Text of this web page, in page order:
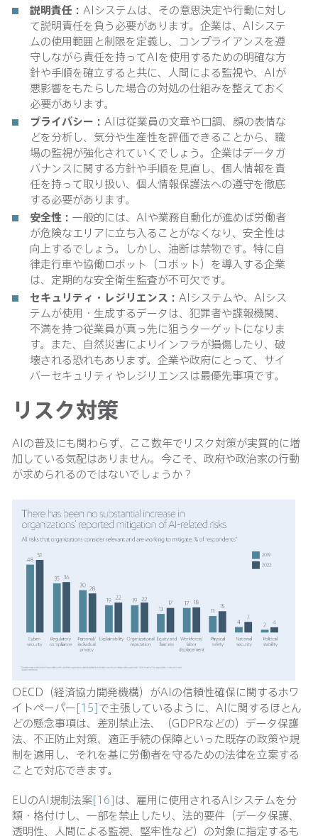
説明責任： AIシステムは、その意思決定や行動に対し
て説明責任を負う必要があります。企業は、AIシステ
ムの使用範囲と制限を定義し、コンプライアンスを遵
守しながら責任を持ってAIを使用するための明確な方
針や手順を確立すると共に、人間による監視や、AIが
悪影響をもたらした場合の対処の仕組みを整えておく
必要があります。
プライバシー： AIは従業員の文章や口調、顔の表情な
どを分析し、気分や生産性を評価できることから、職
場の監視が強化されていくでしょう。企業はデータガ
バナンスに関する方針や手順を見直し、個人情報を責
任を持って取り扱い、個人情報保護法への遵守を徹底
する必要があります。
安全性： 一般的には、AIや業務自動化が進めば労働者
が危険なエリアに立ち入ることがなくなり、安全性は
向上するでしょう。しかし、油断は禁物です。特に自
律走行車や協働ロボット（コボット）を導入する企業
は、定期的な安全衛生監査が不可欠です。
セキュリティ・レジリエンス： AIシステムや、AIシス
テムが使用・生成するデータは、犯罪者や諜報機関、
不満を持つ従業員が真っ先に狙うターゲットになりま
す。また、自然災害によりインフラが損傷したり、破
壊される恐れもあります。企業や政府にとって、サイ
バーセキュリティやレジリエンスは最優先事項です。
リスク対策
AIの普及にも関わらず、ここ数年でリスク対策が実質的に増
加している気配はありません。今こそ、政府や政治家の行動
が求められるのではないでしょうか？
OECD（経済協力開発機構）がAIの信頼性確保に関するホワ
イトペーパー[15]で主張しているように、AIに関するほとん
どの懸念事項は、差別禁止法、（GDPRなどの）データ保護
法、不正防止対策、適正手続の保障といった既存の政策や規
制を適用し、それを基に労働者を守るための法律を立案する
ことで対応できます。
EUのAI規制法案[16]は、雇用に使用されるAIシステムを分
類・格付けし、一部を禁止したり、法的要件（データ保護、
透明性、人間による監視、堅牢性など）の対象に指定するも